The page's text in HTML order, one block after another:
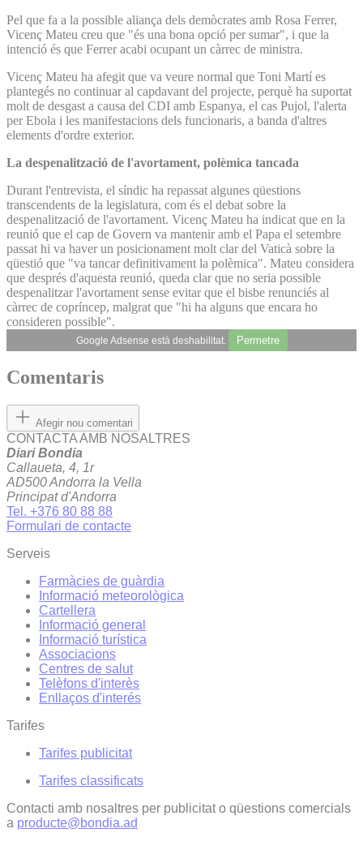
Pel que fa a la possible aliança dels demòcrates amb Rosa Ferrer,
Vicenç Mateu creu que "és una bona opció per sumar", i que la
intenció és que Ferrer acabi ocupant un càrrec de ministra.
Vicenç Mateu ha afegit que va veure normal que Toni Martí es
plantegés no continuar al capdavant del projecte, perquè ha suportat
molt de desgast a causa del CDI amb Espanya, el cas Pujol, l'alerta
per Ebola i les manifestacions dels funcionaris, a banda d'altres
elements d'ordre exterior.
La despenalització de l'avortament, polèmica tancada
Durant l'entrevista, el síndic ha repassat algunes qüestions
transcendents de la legislatura, com és el debat sobre la
despenalització de l'avortament. Vicenç Mateu ha indicat que en la
reunió que el cap de Govern va mantenir amb el Papa el setembre
passat hi va haver un posicionament molt clar del Vaticà sobre la
qüestió que "va tancar definitivament la polèmica". Mateu considera
que després d'aquesta reunió, queda clar que no seria possible
despenalitzar l'avortament sense evitar que el bisbe renunciés al
càrrec de copríncep, malgrat que "hi ha alguns que encara ho
consideren possible".
Google Adsense està deshabilitat. Permetre
Comentaris
Afegir nou comentari
CONTACTA AMB NOSALTRES
Diari Bondia
Callaueta, 4, 1r
AD500 Andorra la Vella
Principat d'Andorra
Tel. +376 80 88 88
Formulari de contacte
Serveis
Farmàcies de guàrdia
Informació meteorològica
Cartellera
Informació general
Informació turística
Associacions
Centres de salut
Telèfons d'interès
Enllaços d'interés
Tarifes
Tarifes publicitat
Tarifes classificats
Contacti amb nosaltres per publicitat o qüestions comercials
a producte@bondia.ad